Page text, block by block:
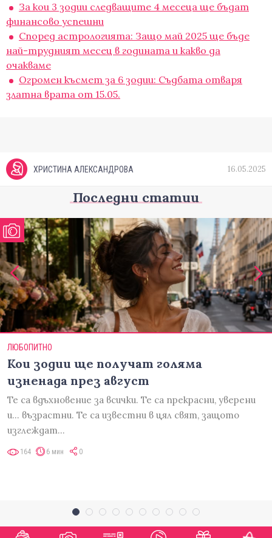
За кои 3 зодии следващите 4 месеца ще бъдат
финансово успешни
Според астрологията: Защо май 2025 ще бъде
най-трудният месец в годината и какво да
очакваме
Огромен късмет за 6 зодии: Съдбата отваря
златна врата от 15.05.
ХРИСТИНА АЛЕКСАНДРОВА 16.05.2025
Последни статии
ЛЮБОПИТНО
Кои зодии ще получат голяма
изненада през август
Те са вдъхновение за всички. Те са прекрасни, уверени
и... възрастни. Те са известни в цял свят, защото
изглеждат…
164 6 мин 0